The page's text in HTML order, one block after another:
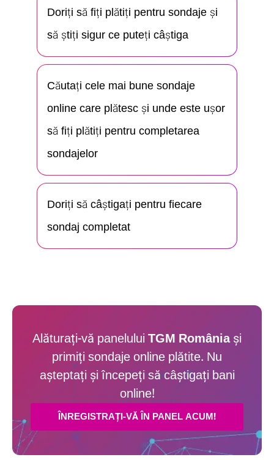
Doriți să fiți plătiți pentru sondaje și
să știți sigur ce puteți câștiga
Căutați cele mai bune sondaje
online care plătesc și unde este ușor
să fiți plătiți pentru completarea
sondajelor
Doriți să câștigați pentru fiecare
sondaj completat
Alăturați-vă paneluluiTGM Româniași
primiți sondaje online plătite. Nu
așteptați și începeți să câștigați bani
online!
ÎNREGISTRAȚI-VĂ ÎN PANEL ACUM!